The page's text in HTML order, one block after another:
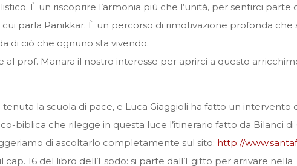
È un riscoprire l’armonia più che l’unità, per sentirci
parla Panikkar. È un percorso di rimotivazione profonda che
di ciò che ognuno sta vivendo.
prof. Manara il nostro interesse per aprirci a questo
tenuta la scuola di pace, e Luca Giaggioli ha fatto un intervento
biblica che rilegge in questa luce l’itinerario fatto da Bilanci
di ascoltarlo completamente sul sito: http://
cap. 16 del libro dell’Esodo: si parte dall’Egitto per arrivare